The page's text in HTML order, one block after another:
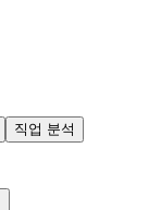
직업 분석